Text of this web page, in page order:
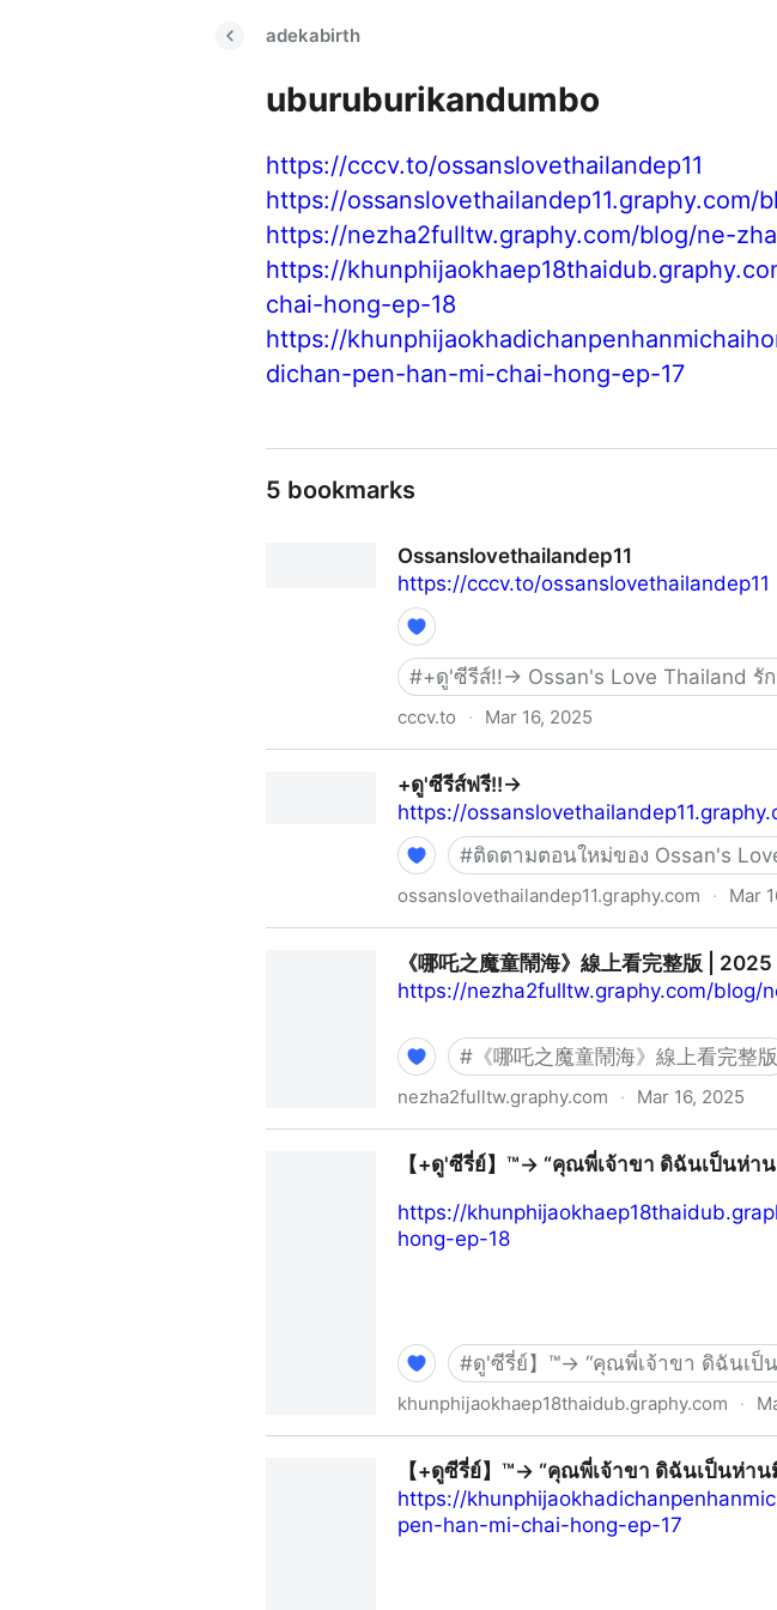
adekabirth
uburuburikandumbo
https://cccv.to/ossanslovethailandep11
https://
https://nezha2fulltw.graphy.com/blog/ne-
https://
chai-hong-ep-18
https://
dichan-pen-han-mi-chai-hong-ep-17
5 bookmarks
Ossanslovethailandep11
https://cccv.to/ossanslovethailandep11
#+ดู'ซีรีส์!!→ Ossan's Love Thailand รั
cccv.to · Mar 16, 2025
+ดู'ซีรีส์ฟรี!!→
https://
#ติดตามตอนใหม่ของ Ossan's
ossanslovethailandep11.graphy.com · Mar
《哪吒之魔童鬧海》線上看完整版 |
https://nezha2fulltw.graphy.com/
# 《哪吒之魔童鬧海》線上看完整版
nezha2fulltw.graphy.com · Mar 16, 2025
【+ดู'ซีรี่ย์】™→ “คุณพี่เจ้าขา ดิฉันเป็นห่าน
https://
hong-ep-18
#ดู'ซีรี่ย์】™→ “คุณพี่เจ้าขา ดิฉันเป็น
khunphijaokhaep18thaidub.graphy.com ·
【+ดูซีรี่ย์】™→ “คุณพี่เจ้าขา ดิฉันเป็นห่าน
https://
pen-han-mi-chai-hong-ep-17